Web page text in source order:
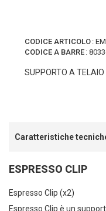
CODICE ARTICOLO :
CODICE A BARRE :
SUPPORTO A TELAIO
Caratteristiche
ESPRESSO CLIP
Espresso Clip (x2)
Espresso Clip è un